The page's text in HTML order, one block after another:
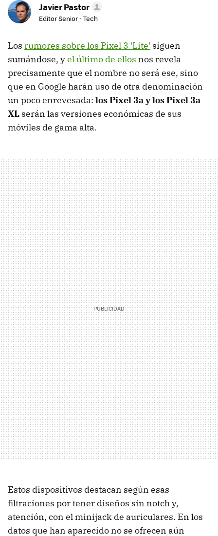
Javier Pastor
Editor Senior - Tech
Los rumores sobre los Pixel 3 'Lite' siguen
sumándose, yel último de ellos nos revela
precisamente que el nombre no será ese, sino
que en Google harán uso de otra denominación
un poco enrevesada: los Pixel 3a y los Pixel 3a
XL serán las versiones económicas de sus
móviles de gama alta.
Estos dispositivos destacan según esas
filtraciones por tener diseños sin notch y,
atención, con el minijack de auriculares. En los
datos que han aparecido no se ofrecen aún